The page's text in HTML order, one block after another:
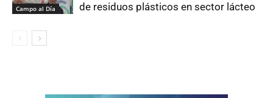
Campo al Día
de residuos plásticos en sector lácteo